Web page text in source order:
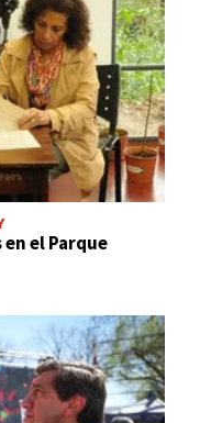
el Parque